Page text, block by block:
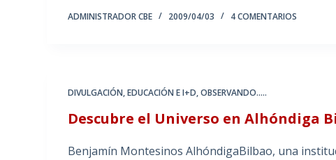
ADMINISTRADOR CBE 2009/04/03 4 COMENTARIOS
DIVULGACIÓN,EDUCACIÓN E I+D,OBSERVANDO.....
Descubre el Universo en Alhóndiga
Benjamín Montesinos AlhóndigaBilbao, una